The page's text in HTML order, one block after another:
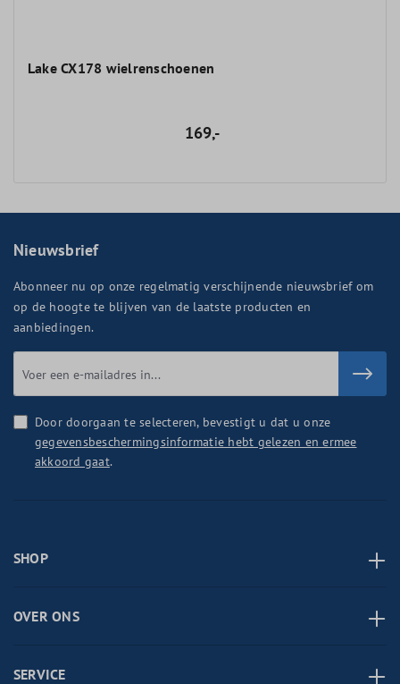
Lake CX178 wielrenschoenen
169,-
Nieuwsbrief
Abonneer nu op onze regelmatig verschijnende nieuwsbrief om
op de hoogte te blijven van de laatste producten en
aanbiedingen.
Door doorgaan te selecteren, bevestigt u dat u onze
gegevensbeschermingsinformatie hebt gelezen en ermee
akkoord gaat.
SHOP
OVER ONS
SERVICE